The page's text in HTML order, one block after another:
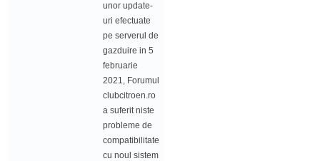
unor update-
uri efectuate
pe serverul de
gazduire in 5
februarie
2021, Forumul
clubcitroen.ro
a suferit niste
probleme de
compatibilitate
cu noul sistem